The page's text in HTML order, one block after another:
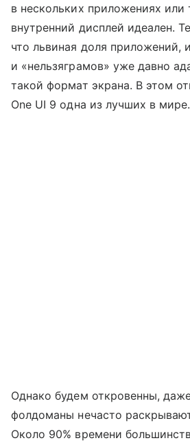
в нескольких приложениях или
внутренний дисплей идеален.
что львиная доля приложений,
и «нельзяграмов» уже давно
такой формат экрана. В этом
One UI 9 одна из лучших в мире.
Однако будем откровенны,
фолдоманы нечасто
Около 90% времени